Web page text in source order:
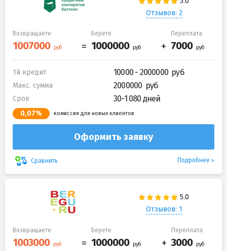
Отзывов: 2
Возвращаете Берете Переплата
1й кредит 10000 - 2000000
Макс. сумма 2000000
Срок 30-1 080 дней
0,07% комиссия для новых клиентов
Оформить заявку
Сравнить Подробнее
Отзывов: 1
Возвращаете Берете Переплата